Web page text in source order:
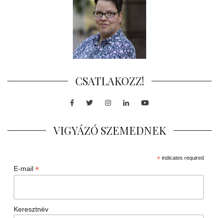
CSATLAKOZZ!
Facebook
TwitterInstagram
LinkedInYoutube
VIGYÁZÓ SZEMEDNEK
*indicates required
E-mail *
Keresztnév